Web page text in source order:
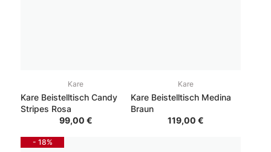
Kare
Kare Beistelltisch Candy
Stripes Rosa
99,00 €
Kare
Kare Beistelltisch Medina
Braun
119,00 €
- 18%